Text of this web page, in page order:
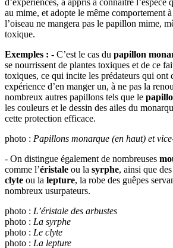
d’expériences, a appris à connaître l’espèce
au mime, et adopte le même comportement
l’oiseau ne mangera pas le papillon mime,
toxique.
Exemples : - C’est le cas du papillon
se nourrissent de plantes toxiques et de ce
toxiques, ce qui incite les prédateurs qui ont
expérience d’en manger un, à ne pas la
nombreux autres papillons tels que le
les couleurs et le dessin des ailes du
cette protection efficace.
photo : Papillons monarque (en haut) et
- On distingue également de nombreuses
comme l’éristale ou la syrphe, ainsi que des
clyte ou la lepture, la robe des guêpes
nombreux usurpateurs.
photo : L’éristale des arbustes
photo : La syrphe
photo : Le clyte
photo : La lepture